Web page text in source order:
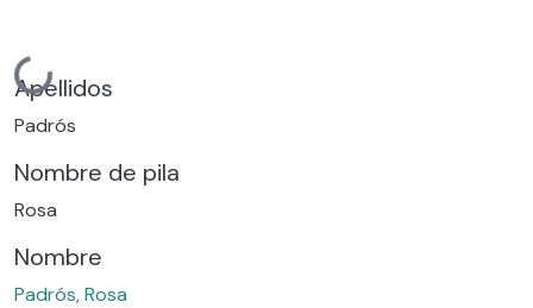
Cargando...
Apellidos
Padrós
Nombre de pila
Rosa
Nombre
Padrós, Rosa